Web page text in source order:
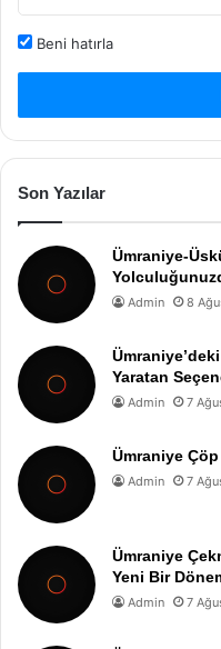
Beni hatırla
Son Yazılar
Ümraniye-
Admin 8
Yaratan
Admin 7
Ümraniye
Admin 7
Ümraniye
Yeni Bir
Admin 7